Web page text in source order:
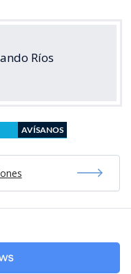
Ríos
AVÍSANOS